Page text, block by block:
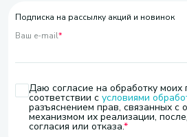
Подписка на рассылку акций и новинок
Ваш e-mail*
Даю согласие на обработку моих
соответствии с условиями
разъяснением прав, связанных с
механизмом их реализации,
согласия или отказа.